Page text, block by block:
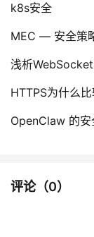
k8s安全
MEC — 安全策
浅析
HTTPS为什么比
OpenClaw 的安
评论（0）